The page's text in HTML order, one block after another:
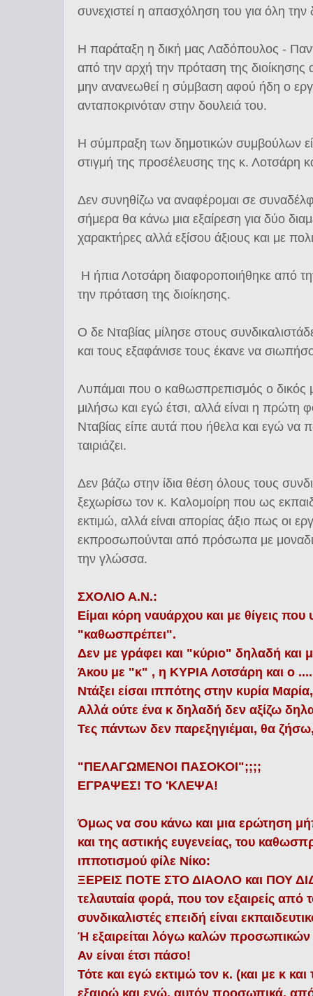
συνεχιστεί η απασχόληση του για όλη
Η παράταξη η δική μας Λαδόπουλος -
από την αρχή την πρόταση της διοίκησης
μην ανανεωθεί η σύμβαση αφού ήδη ο
ανταποκρινόταν στην δουλειά του.
Η σύμπραξη των δημοτικών συμβούλων
στιγμή της προσέλευσης της κ. Λοτσάρη
Δεν συνηθίζω να αναφέρομαι σε
σήμερα θα κάνω μια εξαίρεση για δύο
χαρακτήρες αλλά εξίσου άξιους και με
Η ήπια Λοτσάρη διαφοροποιήθηκε από
την πρόταση της διοίκησης.
Ο δε Νταβίας μίλησε στους
και τους εξαφάνισε τους έκανε να
Λυπάμαι που ο καθωσπρεπισμός ο δικός
μιλήσω και εγώ έτσι, αλλά είναι η πρώτη
Νταβίας είπε αυτά που ήθελα και εγώ να
ταιριάζει.
Δεν βάζω στην ίδια θέση όλους τους
ξεχωρίσω τον κ. Καλομοίρη που ως
εκτιμώ, αλλά είναι απορίας άξιο πως οι
εκπροσωπούνται από πρόσωπα με
την γλώσσα.
ΣΧΟΛΙΟ Α.Ν.:
Είμαι κόρη ναυάρχου και με θίγεις που
"καθωσπρέπει".
Δεν με γράφει και "κύριο" δηλαδή και
Άκου με "κ" , η ΚΥΡΙΑ Λοτσάρη και ο
Ντάξει είσαι ιππότης στην κυρία
Αλλά ούτε ένα κ δηλαδή δεν αξίζω
Τες πάντων δεν παρεξηγιέμαι, θα
"ΠΕΛΑΓΩΜΕΝΟΙ ΠΑΣΟΚΟΙ";;;;
ΕΓΡΑΨΕΣ! ΤΟ 'ΚΛΕΨΑ!
Όμως να σου κάνω και μια ερώτηση
και της αστικής ευγενείας, του
ιπποτισμού φίλε Νίκο:
ΞΕΡΕΙΣ ΠΟΤΕ ΣΤΟ ΔΙΑΟΛΟ και ΠΟΥ
τελαυταία φορά, που τον εξαιρείς από
συνδικαλιστές επειδή είναι
Ή εξαιρείται λόγω καλών
Αν είναι έτσι πάσο!
Τότε και εγώ εκτιμώ τον κ. (και με κ
εξαιρώ και εγώ, αυτόν προσωπικά, από